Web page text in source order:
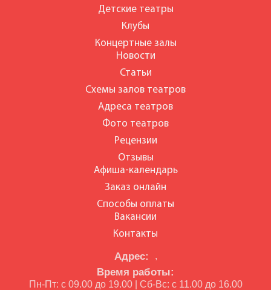
Адрес: ,
Время работы:
Пн-Пт: с 09.00 до 19.00 | Сб-Вс: с 11.00 до 16.00
Детские театры
Клубы
Концертные залы
Новости
Статьи
Схемы залов театров
Адреса театров
Фото театров
Рецензии
Отзывы
Афиша-календарь
Заказ онлайн
Способы оплаты
Вакансии
Контакты